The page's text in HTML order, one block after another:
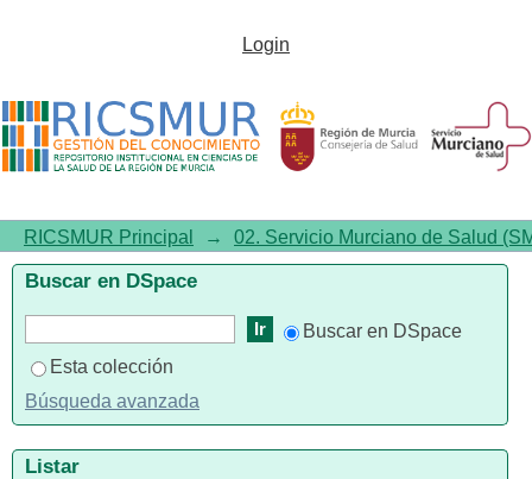
Listar 00.00. Provisional por
Login
RICSMUR Principal → 02. Servicio Murciano de Salud
Buscar en DSpace
Buscar en DSpace
Esta colección
Búsqueda avanzada
Listar